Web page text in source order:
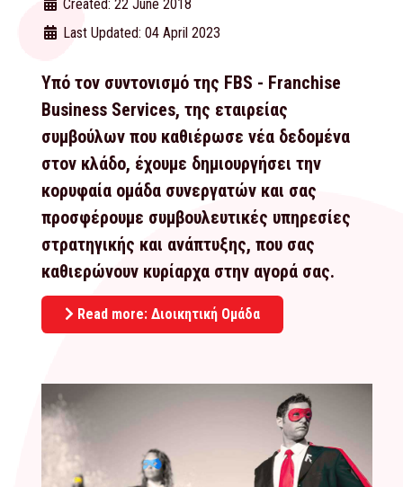
Created: 22 June 2018
Last Updated: 04 April 2023
Υπό τον συντονισμό της FBS - Franchise
Business Services, της εταιρείας
συμβούλων που καθιέρωσε νέα δεδομένα
στον κλάδο, έχουμε δημιουργήσει την
κορυφαία ομάδα συνεργατών και σας
προσφέρουμε συμβουλευτικές υπηρεσίες
στρατηγικής και ανάπτυξης, που σας
καθιερώνουν κυρίαρχα στην αγορά σας.
Read more: Διοικητική Ομάδα